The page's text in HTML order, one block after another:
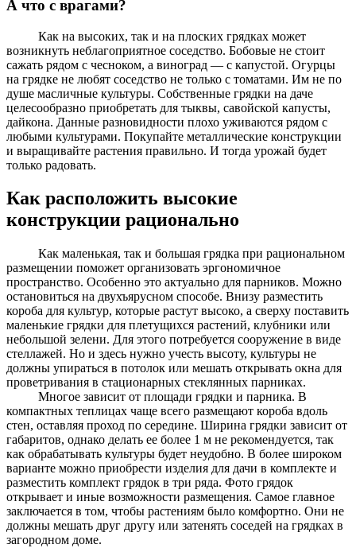
А что с врагами?
Как на высоких, так и на плоских грядках может
возникнуть неблагоприятное соседство. Бобовые не стоит
сажать рядом с чесноком, а виноград — с капустой. Огурцы
на грядке не любят соседство не только с томатами. Им не по
душе масличные культуры. Собственные грядки на даче
целесообразно приобретать для тыквы, савойской капусты,
дайкона. Данные разновидности плохо уживаются рядом с
любыми культурами. Покупайте металлические конструкции
и выращивайте растения правильно. И тогда урожай будет
только радовать.
Как расположить высокие
конструкции рационально
Как маленькая, так и большая грядка при рациональном
размещении поможет организовать эргономичное
пространство. Особенно это актуально для парников. Можно
остановиться на двухъярусном способе. Внизу разместить
короба для культур, которые растут высоко, а сверху поставить
маленькие грядки для плетущихся растений, клубники или
небольшой зелени. Для этого потребуется сооружение в виде
стеллажей. Но и здесь нужно учесть высоту, культуры не
должны упираться в потолок или мешать открывать окна для
проветривания в стационарных стеклянных парниках.
Многое зависит от площади грядки и парника. В
компактных теплицах чаще всего размещают короба вдоль
стен, оставляя проход по середине. Ширина грядки зависит от
габаритов, однако делать ее более 1 м не рекомендуется, так
как обрабатывать культуры будет неудобно. В более широком
варианте можно приобрести изделия для дачи в комплекте и
разместить комплект грядок в три ряда. Фото грядок
открывает и иные возможности размещения. Самое главное
заключается в том, чтобы растениям было комфортно. Они не
должны мешать друг другу или затенять соседей на грядках в
загородном доме.